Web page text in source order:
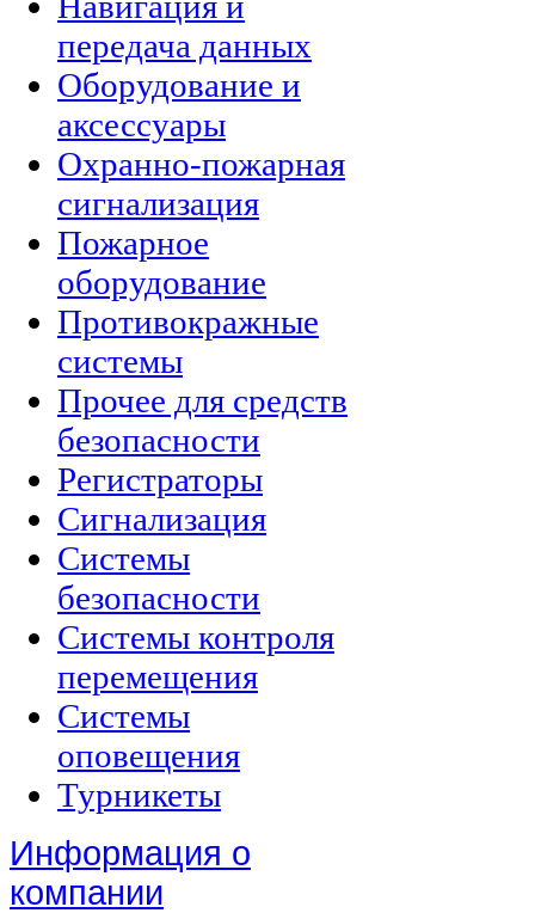
передача данных
Оборудование и
аксессуары
Охранно-пожарная
сигнализация
Пожарное
оборудование
Противокражные
системы
Прочее для средств
безопасности
Регистраторы
Сигнализация
Системы
безопасности
Системы контроля
перемещения
Системы
оповещения
Турникеты
Информация о
компании